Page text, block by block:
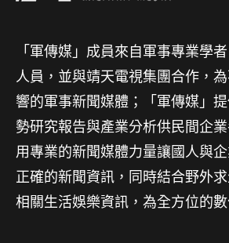
「軍傳媒」成員來自軍事專業學
人員，並與靖天電視集團合作，
響的軍事新聞媒體；「軍傳媒」
勢研究報告與產業分析供民間企
用專業的新聞媒體力量讓國人與
正確的新聞資訊，同時結合野外
相關生活娛樂資訊，為全方位的數